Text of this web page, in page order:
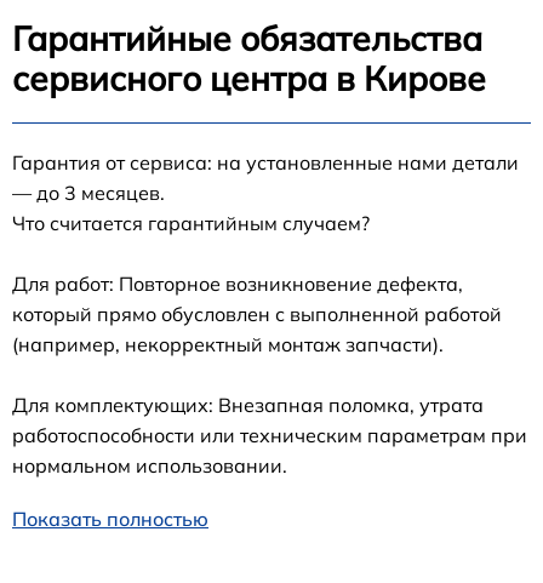
Гарантийные обязательства
сервисного центра в Кирове
Гарантия от сервиса: на установленные нами детали
— до 3 месяцев.
Что считается гарантийным случаем?
Для работ: Повторное возникновение дефекта,
который прямо обусловлен с выполненной работой
(например, некорректный монтаж запчасти).
Для комплектующих: Внезапная поломка, утрата
работоспособности или техническим параметрам при
нормальном использовании.
Показать полностью